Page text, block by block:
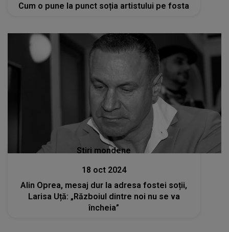
Cum o pune la punct soția artistului pe fosta
Stiri mondene
18 oct 2024
Alin Oprea, mesaj dur la adresa fostei soții,
Larisa Uță: „Războiul dintre noi nu se va
încheia”